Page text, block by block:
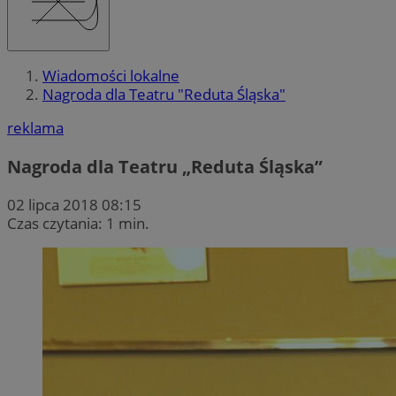
Wiadomości lokalne
Nagroda dla Teatru "Reduta Śląska"
reklama
Nagroda dla Teatru „Reduta Śląska”
02 lipca 2018 08:15
Czas czytania: 1 min.